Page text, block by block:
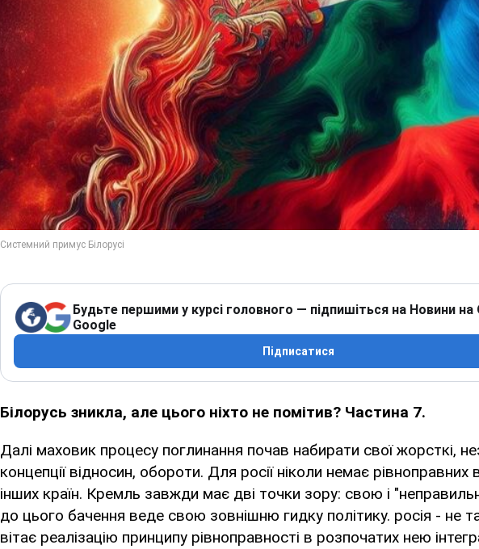
Будьте першими у курсі головного — підпишіться на Новини на
Google
Підписатися
Білорусь зникла, але цього ніхто не помітив? Частина 7.
Далі маховик процесу поглинання почав набирати свої жорсткі,
концепції відносин, обороти. Для росії ніколи немає рівноправних
інших країн. Кремль завжди має дві точки зору: свою і
до цього бачення веде свою зовнішню гидку політику. росія - не
вітає реалізацію принципу рівноправності в розпочатих нею